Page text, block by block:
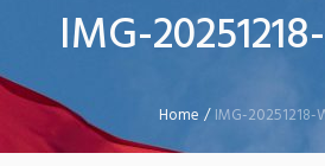
IMG-
Home /IMG-20251218-